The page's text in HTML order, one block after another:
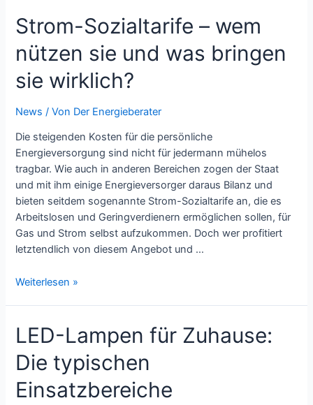
sich
eine
Photovoltaik-
überhaupt
Strom-Sozialtarife – wem
nützen sie und was bringen
sie wirklich?
News / Von Der Energieberater
Die steigenden Kosten für die persönliche
Energieversorgung sind nicht für jedermann mühelos
tragbar. Wie auch in anderen Bereichen zogen der Staat
und mit ihm einige Energieversorger daraus Bilanz und
bieten seitdem sogenannte Strom-Sozialtarife an, die es
Arbeitslosen und Geringverdienern ermöglichen sollen, für
Gas und Strom selbst aufzukommen. Doch wer profitiert
letztendlich von diesem Angebot und …
Strom-
wem
nützen
sie
was
Weiterlesen »
LED-Lampen für Zuhause:
Die typischen
Einsatzbereiche